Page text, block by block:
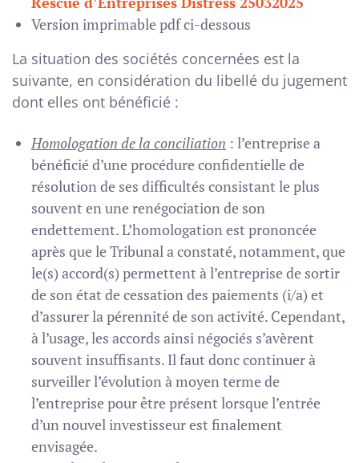
Version imprimable pdf ci-dessous
La situation des sociétés concernées est la
suivante, en considération du libellé du jugement
dont elles ont bénéficié :
Homologation de la conciliation : l’entreprise a
bénéficié d’une procédure confidentielle de
résolution de ses difficultés consistant le plus
souvent en une renégociation de son
endettement. L’homologation est prononcée
après que le Tribunal a constaté, notamment, que
le(s) accord(s) permettent à l’entreprise de sortir
de son état de cessation des paiements (i/a) et
d’assurer la pérennité de son activité. Cependant,
à l’usage, les accords ainsi négociés s’avèrent
souvent insuffisants. Il faut donc continuer à
surveiller l’évolution à moyen terme de
l’entreprise pour être présent lorsque l’entrée
d’un nouvel investisseur est finalement
envisagée.